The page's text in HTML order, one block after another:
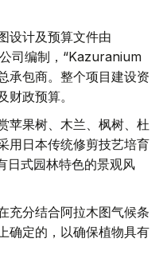
设计及预算文件由
司编制，“Kazuranium
承包商。整个项目建设资
政预算。
苹果树、木兰、枫树、杜
用日本传统修剪技艺培育
日式园林特色的景观风
充分结合阿拉木图气候条
确定的，以确保植物具有